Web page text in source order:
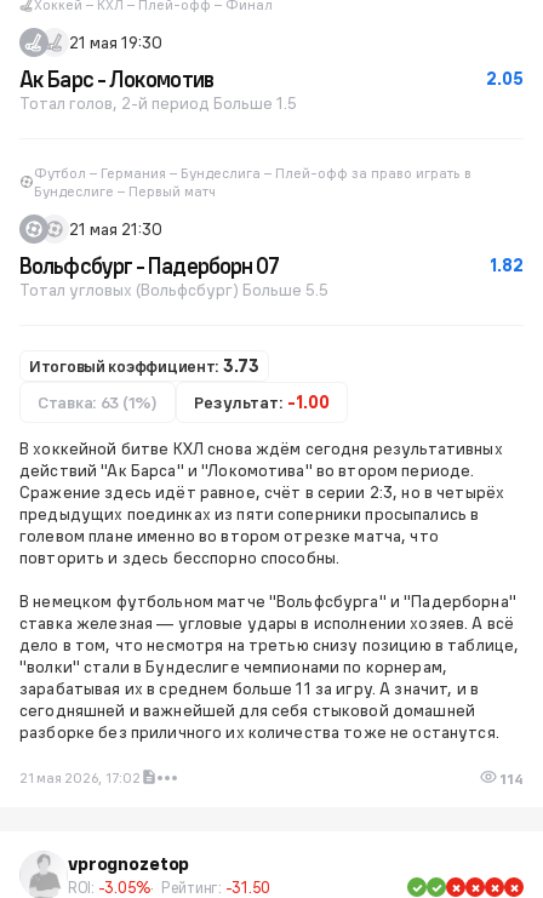
Хоккей – КХЛ – Плей-офф – Финал
21 мая 19:30
2.05
Ак Барс - Локомотив
Тотал голов, 2-й период Больше 1.5
Футбол – Германия – Бундеслига – Плей-офф за право играть в
Бундеслиге – Первый матч
21 мая 21:30
1.82
Вольфсбург - Падерборн 07
Тотал угловых (Вольфсбург) Больше 5.5
Итоговый коэффициент: 3.73
Ставка: 63 (1%)
Результат: -1.00
В хоккейной битве КХЛ снова ждём сегодня результативных
действий "Ак Барса" и "Локомотива" во втором периоде.
Сражение здесь идёт равное, счёт в серии 2:3, но в четырёх
предыдущих поединках из пяти соперники просыпались в
голевом плане именно во втором отрезке матча, что
повторить и здесь бесспорно способны.
В немецком футбольном матче "Вольфсбурга" и "Падерборна"
ставка железная — угловые удары в исполнении хозяев. А всё
дело в том, что несмотря на третью снизу позицию в таблице,
"волки" стали в Бундеслиге чемпионами по корнерам,
зарабатывая их в среднем больше 11 за игру. А значит, и в
сегодняшней и важнейшей для себя стыковой домашней
разборке без приличного их количества тоже не останутся.
21 мая 2026, 17:02 114
vprognozetop
ROI: -3.05% Рейтинг: -31.50